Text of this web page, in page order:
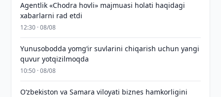
Agentlik «Chodra hovli» majmuasi holati haqidagi
xabarlarni rad etdi
12:30 · 08/08
Yunusobodda yomg‘ir suvlarini chiqarish uchun yangi
quvur yotqizilmoqda
10:50 · 08/08
Oʻzbekiston va Samara viloyati biznes hamkorligini